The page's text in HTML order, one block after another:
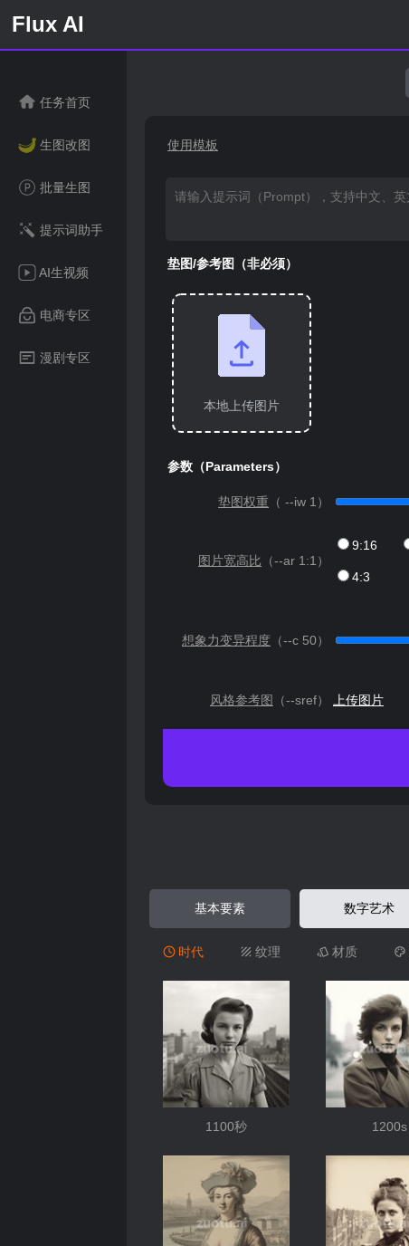
Flux AI
使用模板
垫图/参考图（非必须）
本地上传图片
参数（Parameters）
垫图权重 （ --iw 1 ）
图片宽高比 （--ar 1:1 ）
9:16
4:3
想象力变异程度 （--c 50）
风格参考图 （--sref） 上传图片
基本要素 数字艺术
时代 纹理 材质
1100秒 1200s
任务首页
生图改图
批量生图
提示词助手
AI生视频
电商专区
漫剧专区